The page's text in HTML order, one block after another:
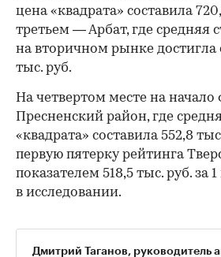
цена «квадрата» составила
третьем — Арбат, где средняя
на вторичном рынке достигла
тыс. руб.
На четвертом месте на начало
Пресненский район, где
«квадрата» составила 552,8
первую пятерку рейтинга
показателем 518,5 тыс. руб. за
в исследовании.
Дмитрий Таганов, руководитель